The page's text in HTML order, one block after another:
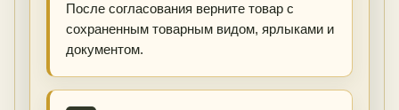
После согласования верните товар с
сохраненным товарным видом, ярлыками и
документом.